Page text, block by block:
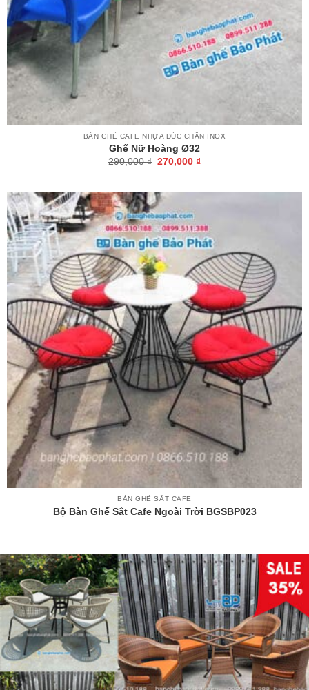
BÀN GHẾ CAFE NHỰA ĐÚC CHÂN INOX
Ghế Nữ Hoàng Ø32
290,000₫ Giá
270,000 ₫Giá
BÀN GHẾ SẮT CAFE
Bộ Bàn Ghế Sắt Cafe Ngoài Trời BGSBP023